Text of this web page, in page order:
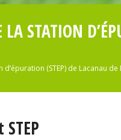
LA STATION
(STEP) de Lacanau de